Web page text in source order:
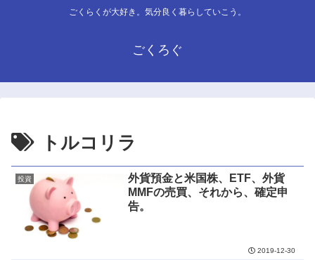
ごくらくが大好き。気分良く暮らしていこう。
ごくろぐ
トルコリラ
投資
外貨預金と米国株、ETF、外貨
MMFの売買、それから、確定申
告。
2019-12-30